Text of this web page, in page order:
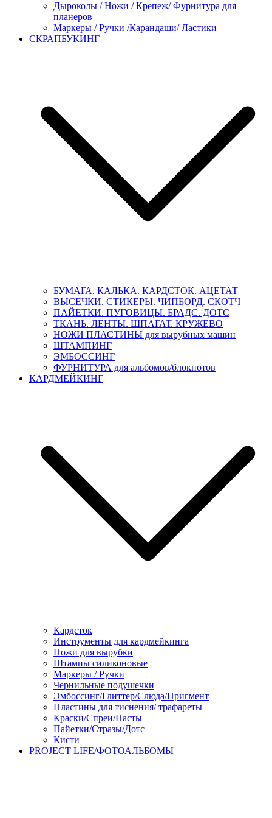
Дыроколы / Ножи / Крепеж/ Фурнитура для
планеров
Маркеры / Ручки /Карандаши/ Ластики
СКРАПБУКИНГ
БУМАГА. КАЛЬКА. КАРДСТОК. АЦЕТАТ
ВЫСЕЧКИ. СТИКЕРЫ. ЧИПБОРД. СКОТЧ
ПАЙЕТКИ. ПУГОВИЦЫ. БРАДС. ДОТС
ТКАНЬ. ЛЕНТЫ. ШПАГАТ. КРУЖЕВО
НОЖИ ПЛАСТИНЫ для вырубных машин
ШТАМПИНГ
ЭМБОССИНГ
ФУРНИТУРА для альбомов/блокнотов
КАРДМЕЙКИНГ
Кардсток
Инструменты для кардмейкинга
Ножи для вырубки
Штампы силиконовые
Маркеры / Ручки
Чернильные подушечки
Эмбоссинг/Глиттер/Слюда/Пригмент
Пластины для тиснения/ трафареты
Краски/Спреи/Пасты
Пайетки/Стразы/Дотс
Кисти
PROJECT LIFE/ФОТОАЛЬБОМЫ